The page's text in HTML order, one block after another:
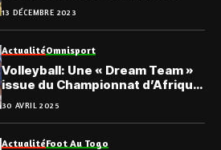
13 DÉCEMBRE 2023
ActualitéOmnisport
Volleyball: Une « Dream Team »
issue du Championnat d’Afrique
des Clubs masculins
30 AVRIL 2025
ActualitéFoot Au Togo